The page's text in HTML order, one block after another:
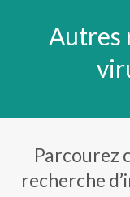
Autres
Parcourez
recherche